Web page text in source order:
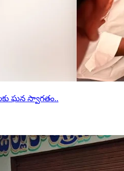
ఘన స్వాగతం..